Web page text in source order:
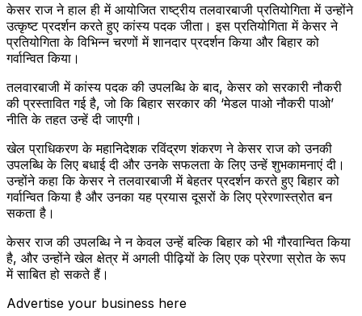
केसर राज ने हाल ही में आयोजित राष्ट्रीय तलवारबाजी प्रतियोगिता में उन्होंने
उत्कृष्ट प्रदर्शन करते हुए कांस्य पदक जीता। इस प्रतियोगिता में केसर ने
प्रतियोगिता के विभिन्न चरणों में शानदार प्रदर्शन किया और बिहार को
गर्वान्वित किया।
तलवारबाजी में कांस्य पदक की उपलब्धि के बाद, केसर को सरकारी नौकरी
की प्रस्तावित गई है, जो कि बिहार सरकार की ‘मेडल पाओ नौकरी पाओ’
नीति के तहत उन्हें दी जाएगी।
खेल प्राधिकरण के महानिदेशक रविंद्रण शंकरण ने केसर राज को उनकी
उपलब्धि के लिए बधाई दी और उनके सफलता के लिए उन्हें शुभकामनाएं दी।
उन्होंने कहा कि केसर ने तलवारबाजी में बेहतर प्रदर्शन करते हुए बिहार को
गर्वान्वित किया है और उनका यह प्रयास दूसरों के लिए प्रेरणास्त्रोत बन
सकता है।
केसर राज की उपलब्धि ने न केवल उन्हें बल्कि बिहार को भी गौरवान्वित किया
है, और उन्होंने खेल क्षेत्र में अगली पीढ़ियों के लिए एक प्रेरणा स्रोत के रूप
में साबित हो सकते हैं।
Advertise your business here